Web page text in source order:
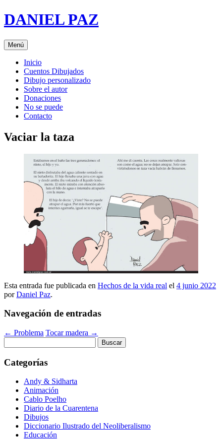
Saltar
al
DANIEL PAZ
Menú
Inicio
Cuentos Dibujados
Dibujo personalizado
Sobre el autor
Donaciones
No se puede
Contacto
Vaciar la taza
Esta entrada fue publicada en Hechos de la vida real el 4 junio 2022
porDaniel Paz.
Navegación de entradas
← Problema Tocar madera →
Categorías
Andy & Sidharta
Animación
Cablo Poelho
Diario de la Cuarentena
Dibujos
Diccionario Ilustrado del Neoliberalismo
Educación